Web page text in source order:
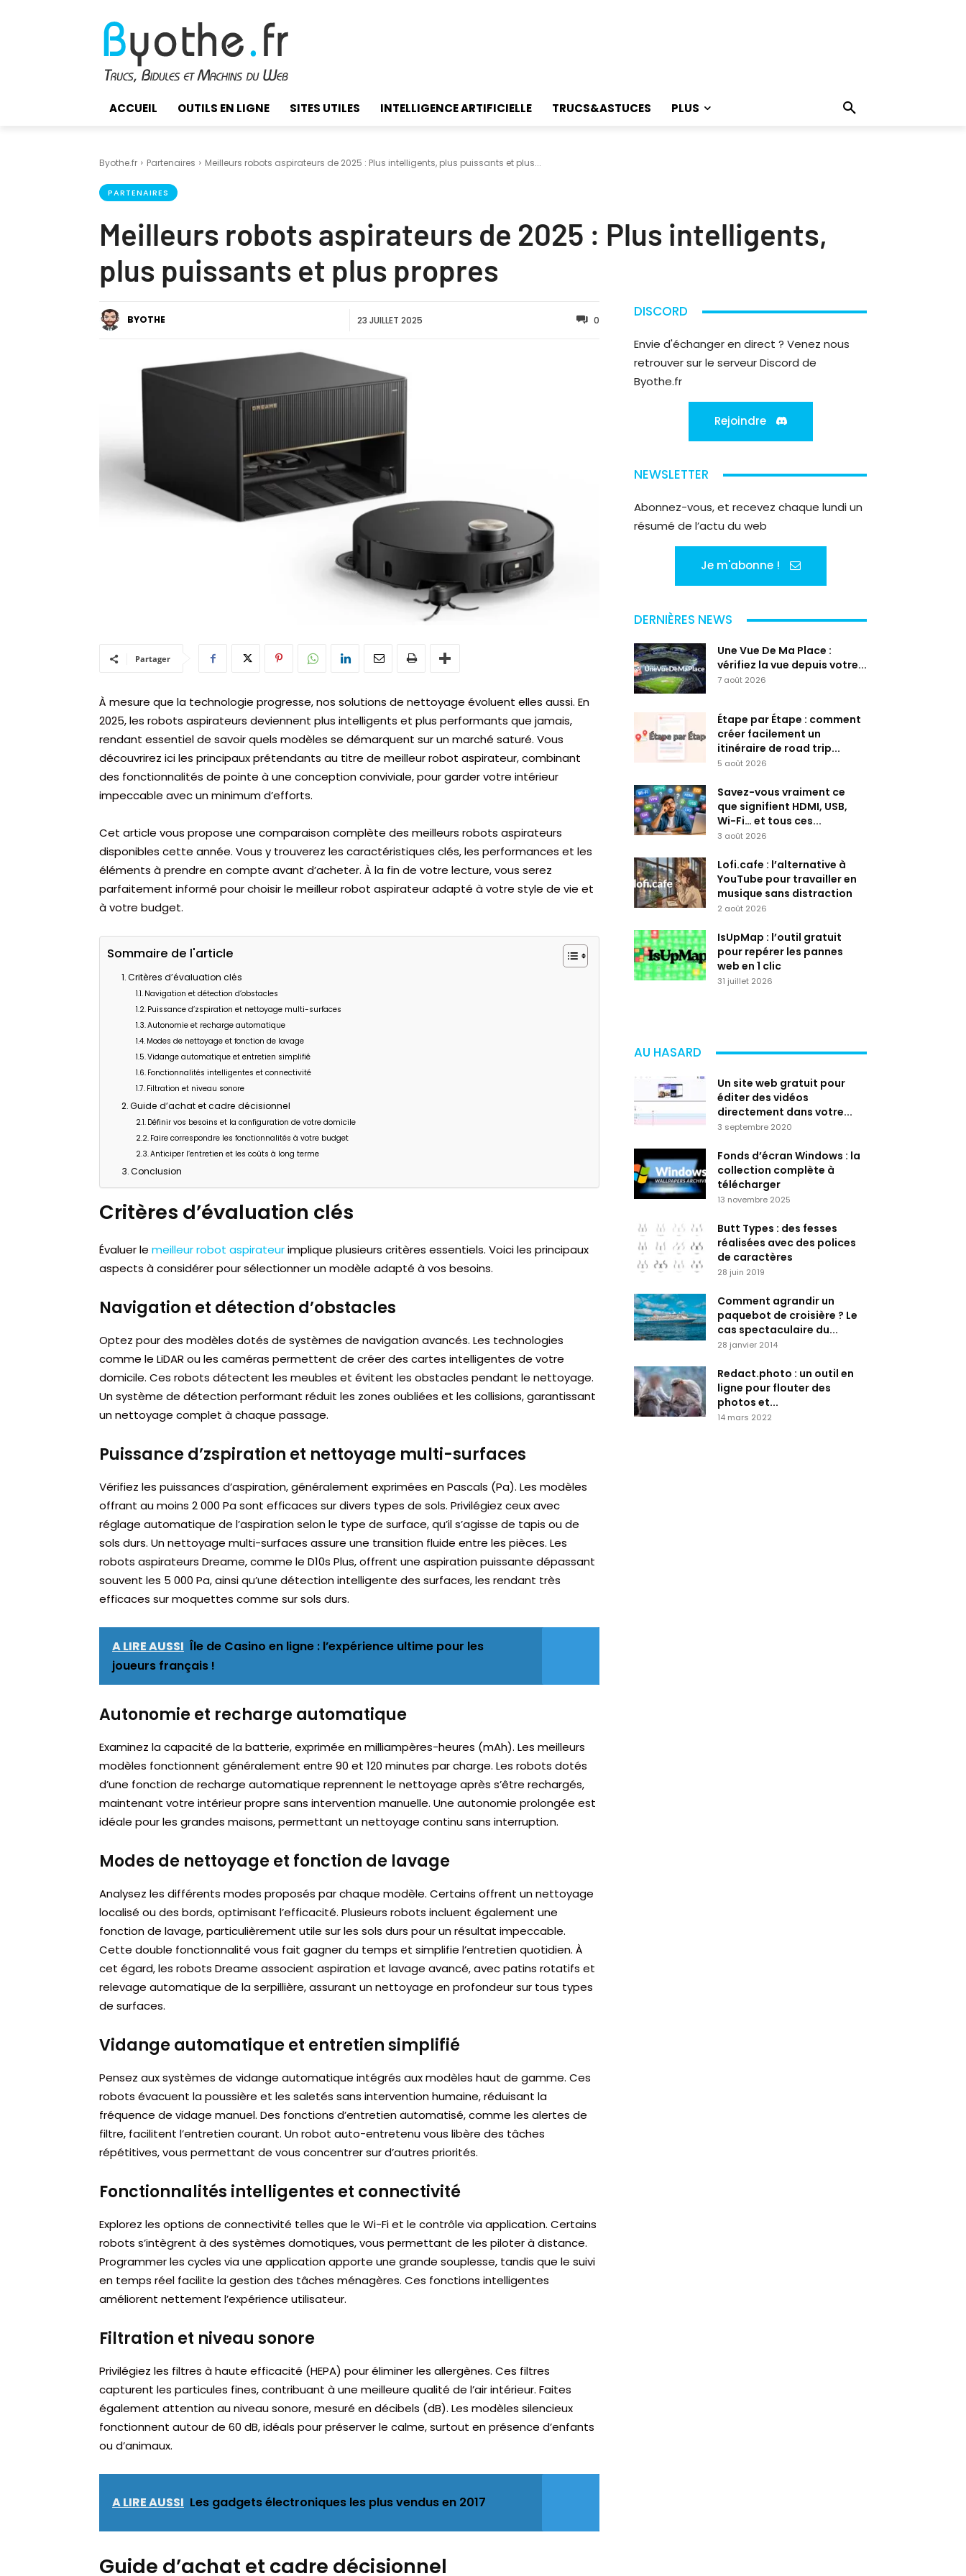
ACCUEIL OUTILS EN LIGNE SITES UTILES INTELLIGENCE ARTIFICIELLE TRUCS&ASTUCES PLUS
Byothe.fr Partenaires Meilleurs robots aspirateurs de 2025 : Plus intelligents, plus puissants et plus...
PARTENAIRES
Meilleurs robots aspirateurs de 2025 : Plus intelligents,
plus puissants et plus propres
BYOTHE 23 JUILLET 2025 0
Partager
À mesure que la technologie progresse, nos solutions de nettoyage évoluent elles aussi. En
2025, les robots aspirateurs deviennent plus intelligents et plus performants que jamais,
rendant essentiel de savoir quels modèles se démarquent sur un marché saturé. Vous
découvrirez ici les principaux prétendants au titre de meilleur robot aspirateur, combinant
des fonctionnalités de pointe à une conception conviviale, pour garder votre intérieur
impeccable avec un minimum d’efforts.
Cet article vous propose une comparaison complète des meilleurs robots aspirateurs
disponibles cette année. Vous y trouverez les caractéristiques clés, les performances et les
éléments à prendre en compte avant d’acheter. À la fin de votre lecture, vous serez
parfaitement informé pour choisir le meilleur robot aspirateur adapté à votre style de vie et
à votre budget.
Sommaire de l'article
Critères d’évaluation clés
Navigation et détection d’obstacles
Puissance d’zspiration et nettoyage multi-surfaces
Autonomie et recharge automatique
Modes de nettoyage et fonction de lavage
Vidange automatique et entretien simplifié
Fonctionnalités intelligentes et connectivité
Filtration et niveau sonore
Guide d’achat et cadre décisionnel
Définir vos besoins et la configuration de votre domicile
Faire correspondre les fonctionnalités à votre budget
Anticiper l’entretien et les coûts à long terme
Conclusion
Critères d’évaluation clés
Évaluer le meilleur robot aspirateurimplique plusieurs critères essentiels. Voici les principaux
aspects à considérer pour sélectionner un modèle adapté à vos besoins.
Navigation et détection d’obstacles
Optez pour des modèles dotés de systèmes de navigation avancés. Les technologies
comme le LiDAR ou les caméras permettent de créer des cartes intelligentes de votre
domicile. Ces robots détectent les meubles et évitent les obstacles pendant le nettoyage.
Un système de détection performant réduit les zones oubliées et les collisions, garantissant
un nettoyage complet à chaque passage.
Puissance d’zspiration et nettoyage multi-surfaces
Vérifiez les puissances d’aspiration, généralement exprimées en Pascals (Pa). Les modèles
offrant au moins 2 000 Pa sont efficaces sur divers types de sols. Privilégiez ceux avec
réglage automatique de l’aspiration selon le type de surface, qu’il s’agisse de tapis ou de
sols durs. Un nettoyage multi-surfaces assure une transition fluide entre les pièces. Les
robots aspirateurs Dreame, comme le D10s Plus, offrent une aspiration puissante dépassant
souvent les 5 000 Pa, ainsi qu’une détection intelligente des surfaces, les rendant très
efficaces sur moquettes comme sur sols durs.
A LIRE AUSSI Île de Casino en ligne : l’expérience ultime pour les
joueurs français !
Autonomie et recharge automatique
Examinez la capacité de la batterie, exprimée en milliampères-heures (mAh). Les meilleurs
modèles fonctionnent généralement entre 90 et 120 minutes par charge. Les robots dotés
d’une fonction de recharge automatique reprennent le nettoyage après s’être rechargés,
maintenant votre intérieur propre sans intervention manuelle. Une autonomie prolongée est
idéale pour les grandes maisons, permettant un nettoyage continu sans interruption.
Modes de nettoyage et fonction de lavage
Analysez les différents modes proposés par chaque modèle. Certains offrent un nettoyage
localisé ou des bords, optimisant l’efficacité. Plusieurs robots incluent également une
fonction de lavage, particulièrement utile sur les sols durs pour un résultat impeccable.
Cette double fonctionnalité vous fait gagner du temps et simplifie l’entretien quotidien. À
cet égard, les robots Dreame associent aspiration et lavage avancé, avec patins rotatifs et
relevage automatique de la serpillière, assurant un nettoyage en profondeur sur tous types
de surfaces.
Vidange automatique et entretien simplifié
Pensez aux systèmes de vidange automatique intégrés aux modèles haut de gamme. Ces
robots évacuent la poussière et les saletés sans intervention humaine, réduisant la
fréquence de vidage manuel. Des fonctions d’entretien automatisé, comme les alertes de
filtre, facilitent l’entretien courant. Un robot auto-entretenu vous libère des tâches
répétitives, vous permettant de vous concentrer sur d’autres priorités.
Fonctionnalités intelligentes et connectivité
Explorez les options de connectivité telles que le Wi-Fi et le contrôle via application. Certains
robots s’intègrent à des systèmes domotiques, vous permettant de les piloter à distance.
Programmer les cycles via une application apporte une grande souplesse, tandis que le suivi
en temps réel facilite la gestion des tâches ménagères. Ces fonctions intelligentes
améliorent nettement l’expérience utilisateur.
Filtration et niveau sonore
Privilégiez les filtres à haute efficacité (HEPA) pour éliminer les allergènes. Ces filtres
capturent les particules fines, contribuant à une meilleure qualité de l’air intérieur. Faites
également attention au niveau sonore, mesuré en décibels (dB). Les modèles silencieux
fonctionnent autour de 60 dB, idéals pour préserver le calme, surtout en présence d’enfants
ou d’animaux.
A LIRE AUSSI Les gadgets électroniques les plus vendus en 2017
Guide d’achat et cadre décisionnel
DISCORD
Envie d'échanger en direct ? Venez nous
retrouver sur le serveur Discord de
Byothe.fr
Rejoindre
NEWSLETTER
Abonnez-vous, et recevez chaque lundi un
résumé de l’actu du web
Je m'abonne !
DERNIÈRES NEWS
Une Vue De Ma Place :
vérifiez la vue depuis votre...
7 août 2026
Étape par Étape : comment
créer facilement un
itinéraire de road trip...
5 août 2026
Savez-vous vraiment ce
que signifient HDMI, USB,
Wi-Fi… et tous ces...
3 août 2026
Lofi.cafe : l’alternative à
YouTube pour travailler en
musique sans distraction
2 août 2026
IsUpMap : l’outil gratuit
pour repérer les pannes
web en 1 clic
31 juillet 2026
AU HASARD
Un site web gratuit pour
éditer des vidéos
directement dans votre...
3 septembre 2020
Fonds d’écran Windows : la
collection complète à
télécharger
13 novembre 2025
Butt Types : des fesses
réalisées avec des polices
de caractères
28 juin 2019
Comment agrandir un
paquebot de croisière ? Le
cas spectaculaire du...
28 janvier 2014
Redact.photo : un outil en
ligne pour flouter des
photos et...
14 mars 2022